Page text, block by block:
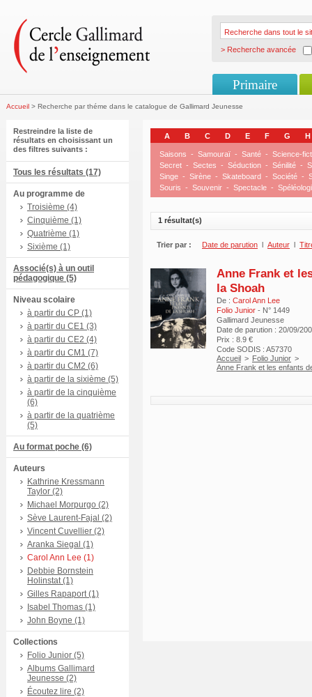
> Recherche avancée
Primaire
Accueil > Recherche par théme dans le catalogue de Gallimard Jeunesse
Restreindre la liste de
résultats en choisissant un
des filtres suivants :
Tous les résultats (17)
Au programme de
Troisième (4)
Cinquième (1)
Quatrième (1)
Sixième (1)
Associé(s) à un outil
pédagogique (5)
Niveau scolaire
à partir du CP (1)
à partir du CE1 (3)
à partir du CE2 (4)
à partir du CM1 (7)
à partir du CM2 (6)
à partir de la sixième (5)
à partir de la cinquième
(6)
à partir de la quatrième
(5)
Au format poche (6)
Auteurs
Kathrine Kressmann
Taylor (2)
Michael Morpurgo (2)
Sève Laurent-Fajal (2)
Vincent Cuvellier (2)
Aranka Siegal (1)
Carol Ann Lee (1)
Debbie Bornstein
Holinstat (1)
Gilles Rapaport (1)
Isabel Thomas (1)
John Boyne (1)
Collections
Folio Junior (5)
Albums Gallimard
Jeunesse (2)
Écoutez lire (2)
A B C D E F G H
Saisons - Samouraï - Santé - Science-
Secret - Sectes - Séduction - Sénilité -
Singe - Sirène - Skateboard - Société -
Souris - Souvenir - Spectacle -
1 résultat(s)
Trier par : Date de parution l Auteur l
Anne Frank et
la Shoah
De : Carol Ann Lee
Folio Junior - N° 1449
Gallimard Jeunesse
Date de parution : 20/09/
Prix : 8.9 €
Code SODIS : A57370
Accueil > Folio Junior >
Anne Frank et les enfants